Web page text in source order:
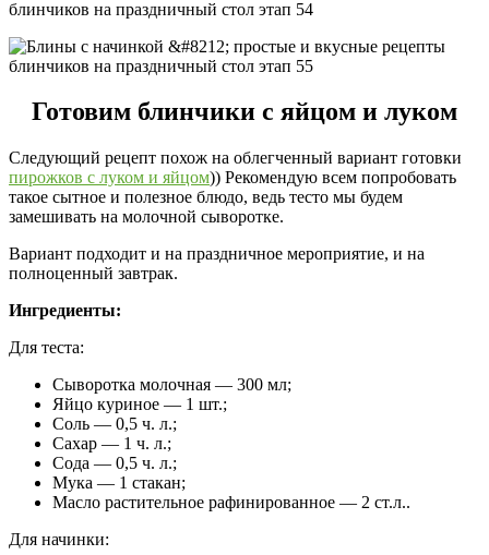
Готовим блинчики с яйцом и луком
Следующий рецепт похож на облегченный вариант готовки
пирожков с луком и яйцом)) Рекомендую всем попробовать
такое сытное и полезное блюдо, ведь тесто мы будем
замешивать на молочной сыворотке.
Вариант подходит и на праздничное мероприятие, и на
полноценный завтрак.
Ингредиенты:
Для теста:
Сыворотка молочная — 300 мл;
Яйцо куриное — 1 шт.;
Соль — 0,5 ч. л.;
Сахар — 1 ч. л.;
Сода — 0,5 ч. л.;
Мука — 1 стакан;
Масло растительное рафинированное — 2 ст.л..
Для начинки: